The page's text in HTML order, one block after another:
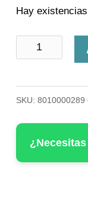
Hay existencias
Mermelada
Naranja
Bio
Les
COmtes
de
SKU:8010000289